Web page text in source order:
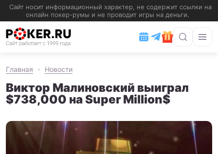
Главная Новости
Виктор Малиновский выиграл
$738,000 на Super Million$